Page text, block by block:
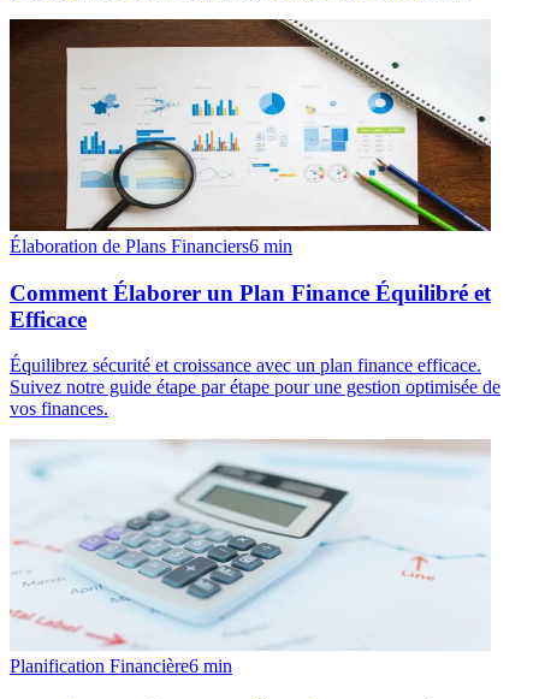
Élaboration de Plans Financiers6 min
Comment Élaborer un Plan Finance Équilibré et
Efficace
Équilibrez sécurité et croissance avec un plan finance efficace.
Suivez notre guide étape par étape pour une gestion optimisée de
vos finances.
Planification Financière6 min